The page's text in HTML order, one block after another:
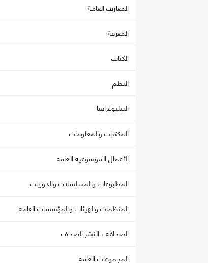
المعارف العامة
المعرفة
الكتاب
النظم
البيليوغرافيا
المكتبات والمعلومات
الأعمال الموسوعية العامة
المطبوعات والمسلسلات والدوريات
المنظمات والهيئات والمؤسسات العامة
الصحافة ، النشر الصحف
المجموعات العامة